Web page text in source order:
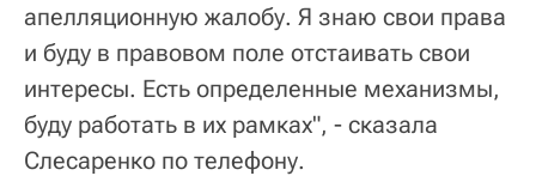
апелляционную жалобу. Я знаю свои права
и буду в правовом поле отстаивать свои
интересы. Есть определенные механизмы,
буду работать в их рамках", - сказала
Слесаренко по телефону.